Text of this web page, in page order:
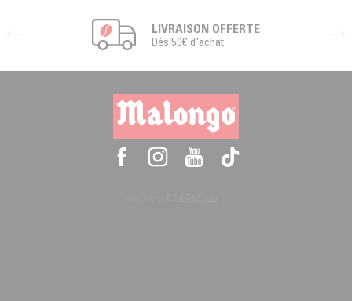
LIVRAISON OFFERTE
Dès 50€ d'achat